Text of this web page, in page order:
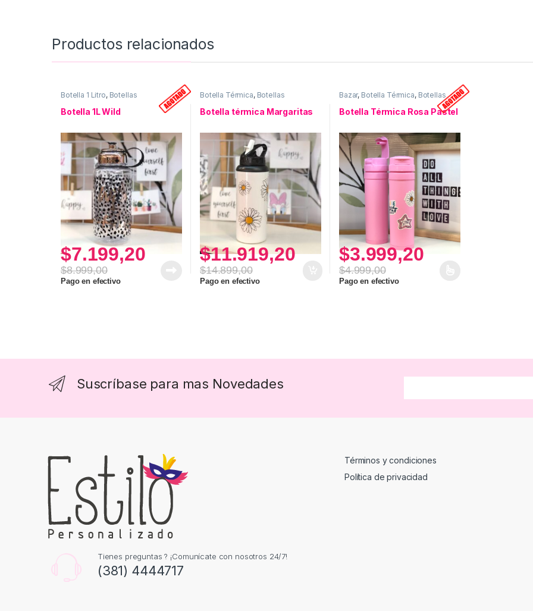
Productos relacionados
Botella 1 Litro, Botellas
Botella 1L Wild
$7.199,20
$8.999,00
Pago en efectivo
Botella Térmica, Botellas
Botella térmica Margaritas
$11.919,20
$14.899,00
Pago en efectivo
Bazar, Botella Térmica, Botellas
Botella Térmica Rosa Pastel
$3.999,20
$4.999,00
Pago en efectivo
Este producto tiene múltiples variantes. Las
Suscríbase para mas Novedades
Tienes preguntas ? ¡Comunícate con nosotros 24/7!
(381) 4444717
Términos y condiciones
Política de privacidad